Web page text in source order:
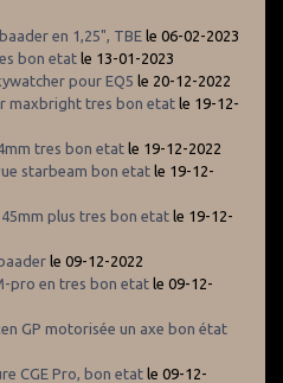
en 1,25", TBE le 06-02-2023
bon etat le 13-01-2023
pour EQ5 le 20-12-2022
maxbright tres bon etat le 19-12-
tres bon etat le 19-12-2022
starbeam bon etat le 19-12-
plus tres bon etat le 19-12-
le 09-12-2022
pro en tres bon etat le 09-12-
GP motorisée un axe bon état
CGE Pro, bon etat le 09-12-